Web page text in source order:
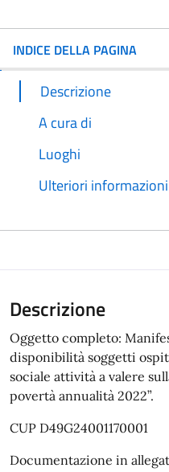
INDICE DELLA PAGINA
Descrizione
A cura di
Luoghi
Ulteriori informazioni
Descrizione
Oggetto completo:
disponibilità soggetti
sociale attività a valere
povertà annualità 2022”.
CUP D49G24001170001
Documentazione in